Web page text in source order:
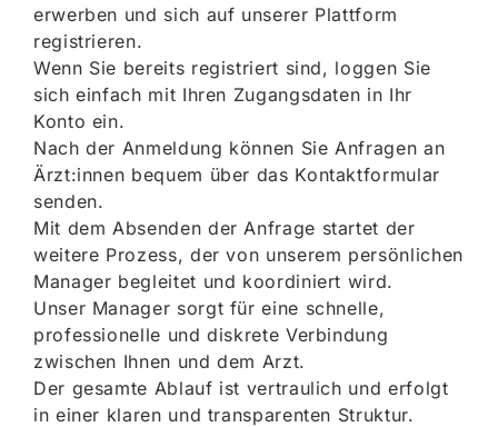
erwerben und sich auf unserer Plattform
registrieren.
Wenn Sie bereits registriert sind, loggen Sie
sich einfach mit Ihren Zugangsdaten in Ihr
Konto ein.
Nach der Anmeldung können Sie Anfragen an
Ärzt:innen bequem über das Kontaktformular
senden.
Mit dem Absenden der Anfrage startet der
weitere Prozess, der von unserem persönlichen
Manager begleitet und koordiniert wird.
Unser Manager sorgt für eine schnelle,
professionelle und diskrete Verbindung
zwischen Ihnen und dem Arzt.
Der gesamte Ablauf ist vertraulich und erfolgt
in einer klaren und transparenten Struktur.